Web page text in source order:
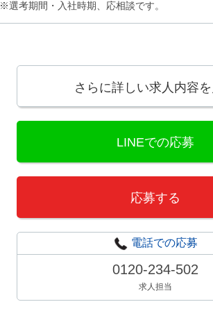
選考期間・入社時期、応相談です。
さらに詳しい求人内容
LINEでの応募
応募する
電話での応募
0120-234-502
求人担当